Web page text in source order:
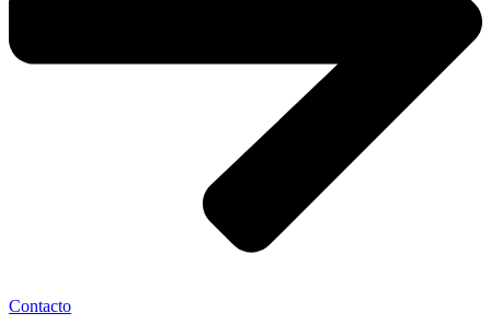
Contacto